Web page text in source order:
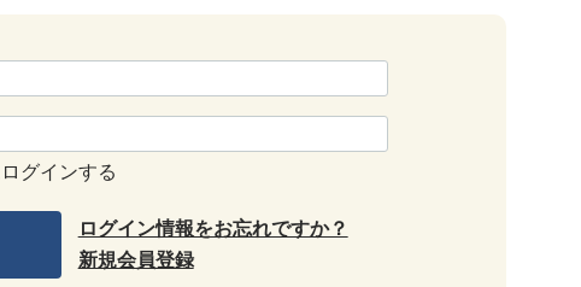
グインする
ログイン情報をお忘れですか？
新規会員登録